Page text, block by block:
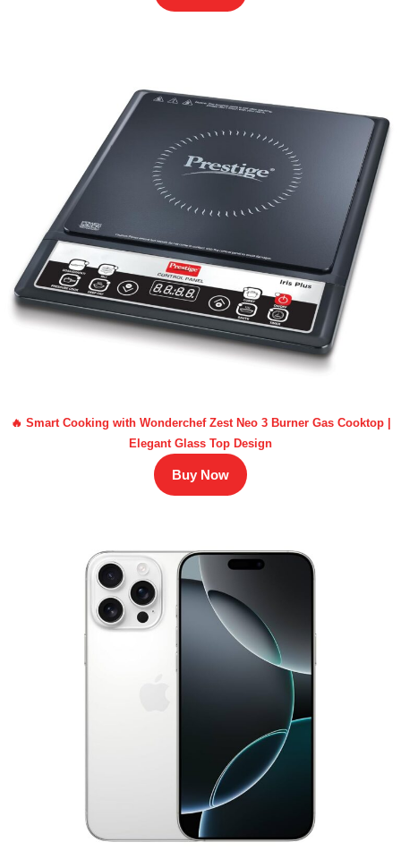
🔥 Smart Cooking with Wonderchef Zest Neo 3 Burner Gas Cooktop |
Elegant Glass Top Design
Buy Now